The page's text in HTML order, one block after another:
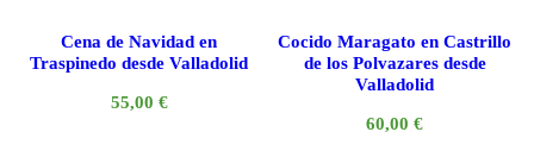
Cena de Navidad en
Traspinedo desde Valladolid
55,00 €
Cocido Maragato en Castrillo
de los Polvazares desde
Valladolid
60,00€